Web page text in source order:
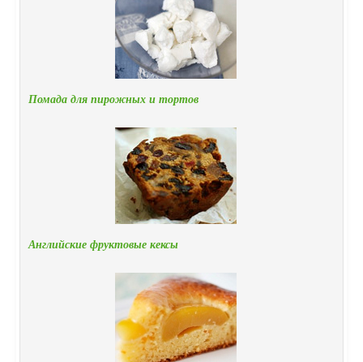
Помада для пирожных и тортов
Английские фруктовые кексы